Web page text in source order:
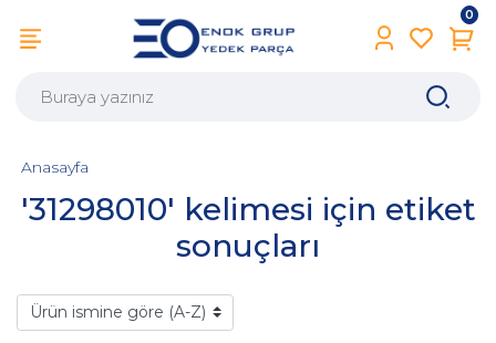
0
'31298010' kelimesi için etiket
sonuçları
Anasayfa